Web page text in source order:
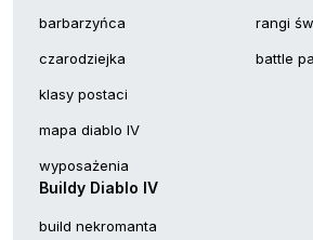
barbarzyńca
czarodziejka
klasy postaci
mapa diablo IV
wyposażenia
rangi
battle
Buildy Diablo IV
build nekromanta